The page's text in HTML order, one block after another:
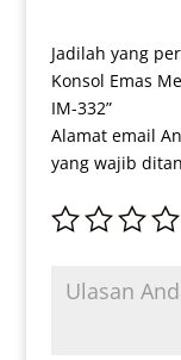
Jadilah yang
Konsol Emas
IM-332”
Alamat email
yang wajib